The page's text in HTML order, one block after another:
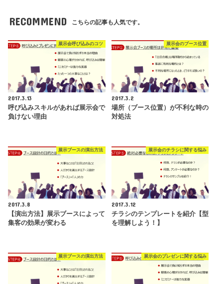
RECOMMEND こちらの記事も人気です。
展示会呼び込みのコツ
2017.3.13
呼び込みスキルがあれば展示会で
負けない理由
展示会のブース位置
2017.3.2
場所（ブース位置）が不利な時の
対処法
展示ブースの演出方法
2017.3.8
【演出方法】展示ブースによって
集客の効果が変わる
展示会のチラシに関する悩み
2017.3.12
チラシのテンプレートを紹介【型
を理解しよう！】
展示ブースの演出方法 展示会のプレゼンに関する悩み